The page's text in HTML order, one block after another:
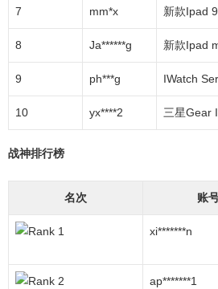
7 mm*x 新款Ipad
8 Ja******g 新款Ipad
9 ph***g IWatch
10 yx****2 三星Gear
战神排行榜
名次 账
xi*******n
ap*******1